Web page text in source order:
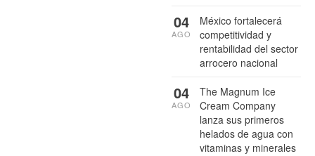
México fortalecerá
competitividad y
rentabilidad del sector
arrocero nacional
04
AGO
The Magnum Ice
Cream Company
lanza sus primeros
helados de agua con
vitaminas y minerales
04
AGO